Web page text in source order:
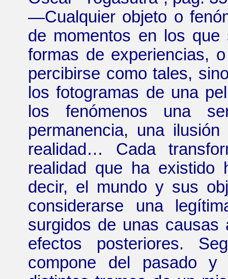
—Cualquier objeto o
de momentos en los que
formas de experiencias,
percibirse como tales,
los fotogramas de una
los fenómenos una
permanencia, una
realidad …
Cada
realidad que ha existido
decir, el mundo y sus
considerarse una
surgidos de unas causas
efectos posteriores.
compone del pasado y